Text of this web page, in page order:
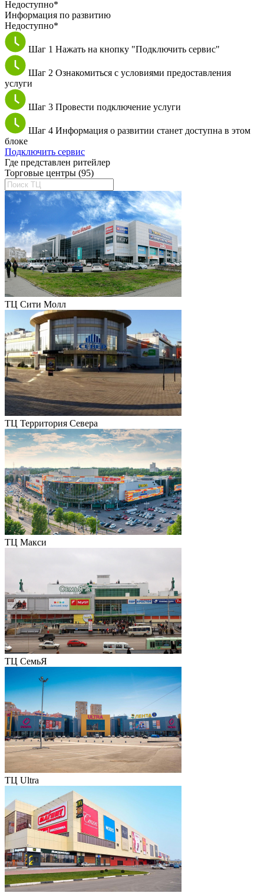
Недоступно*
Информация по развитию
Недоступно*
Шаг 1 Нажать на кнопку "Подключить сервис"
Шаг 2 Ознакомиться с условиями предоставления
услуги
Шаг 3 Провести подключение услуги
Шаг 4 Информация о развитии станет доступна в этом
блоке
Подключить сервис
Где представлен ритейлер
Торговые центры (95)
ТЦ Сити Молл
ТЦ Территория Севера
ТЦ Макси
ТЦ СемьЯ
ТЦ Ultra